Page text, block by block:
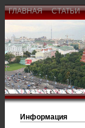
ГЛАВНАЯ СТАТЬИ
Информация